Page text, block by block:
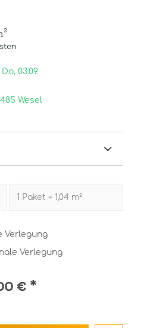
03.09.
Wesel
Verlegung
Verlegung
€ *